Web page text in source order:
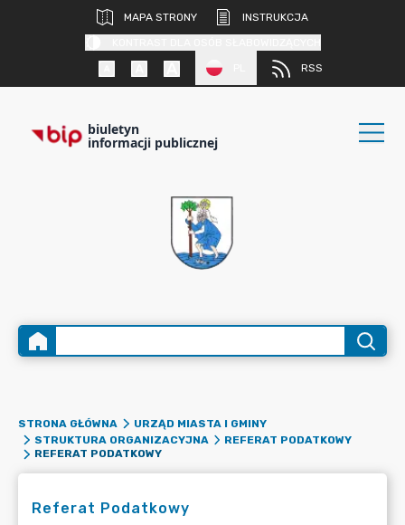
MAPA STRONY
INSTRUKCJA
RSS
biuletyn
informacji publicznej
STRONA GŁÓWNA
URZĄD MIASTA I GMINY
STRUKTURA ORGANIZACYJNA
REFERAT PODATKOWY
REFERAT PODATKOWY
Referat Podatkowy